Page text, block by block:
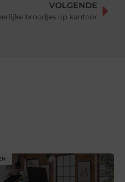
VOLGENDE
broodjes op kantoor